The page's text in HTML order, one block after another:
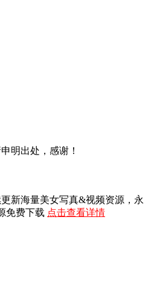
申明出处，感谢！
新海量美女写真&视频资源，永
免费下载 点击查看详情